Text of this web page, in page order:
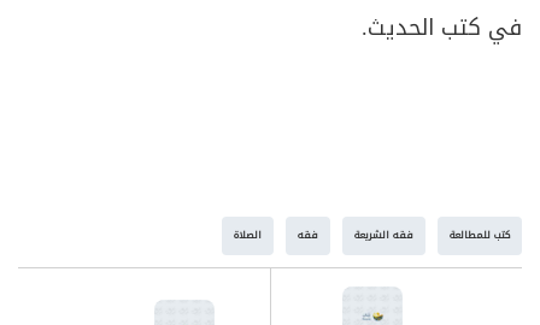
في كتب الحديث.
كتب للمطالعة فقه الشريعة فقه الصلاة